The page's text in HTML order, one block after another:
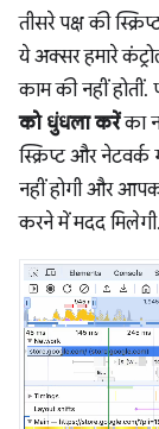
तीसरे पक्ष की
ये अक्सर हमारे
काम की नहीं
को धुंधला करेंका
स्क्रिप्ट और
नहीं होगी और
करने में मदद मिलेगी.